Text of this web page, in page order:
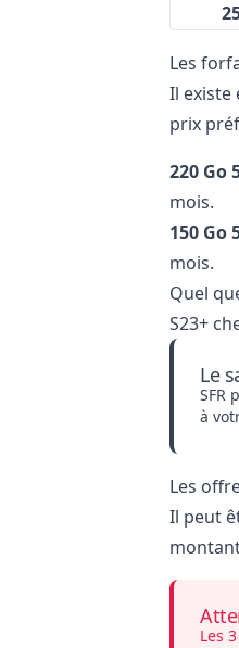
Les
Il existe
prix
220 Go
mois.
150 Go
mois.
Quel
S23+
Le
SFR
à
Les
Il peut
Les